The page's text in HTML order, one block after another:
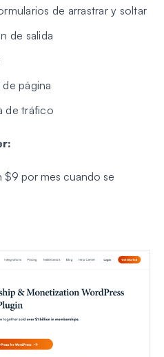
de arrastrar y soltar
de salida
página
de tráfico
por mes cuando se